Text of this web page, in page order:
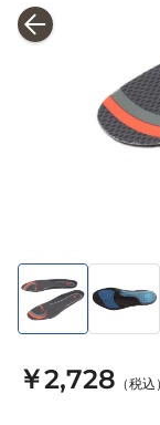
￥2,728 （税込）